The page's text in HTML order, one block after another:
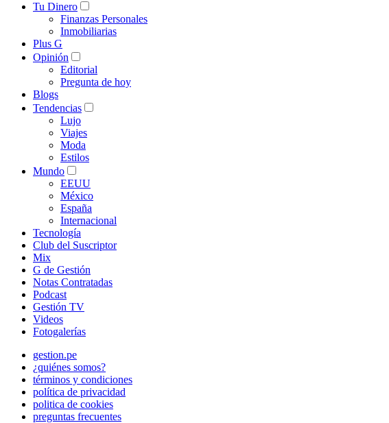
Tu Dinero
Finanzas Personales
Inmobiliarias
Plus G
Opinión
Editorial
Pregunta de hoy
Blogs
Tendencias
Lujo
Viajes
Moda
Estilos
Mundo
EEUU
México
España
Internacional
Tecnología
Club del Suscriptor
Mix
G de Gestión
Notas Contratadas
Podcast
Gestión TV
Videos
Fotogalerías
gestion.pe
¿quiénes somos?
términos y condiciones
política de privacidad
politica de cookies
preguntas frecuentes